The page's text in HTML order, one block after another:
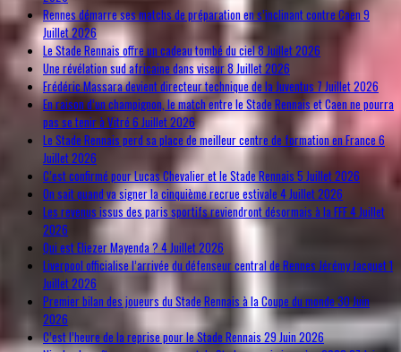
Rennes démarre ses matchs de préparation en s’inclinant contre Caen9
Juillet 2026
Le Stade Rennais offre un cadeau tombé du ciel8 Juillet 2026
Une révélation sud africaine dans viseur8 Juillet 2026
Frédéric Massara devient directeur technique de la Juventus 7 Juillet 2026
En raison d’un champignon, le match entre le Stade Rennais et Caen ne pourra
pas se tenir à Vitré 6 Juillet 2026
Le Stade Rennais perd sa place de meilleur centre de formation en France6
Juillet 2026
C’est confirmé pour Lucas Chevalier et le Stade Rennais 5 Juillet 2026
On sait quand va signer la cinquième recrue estivale 4 Juillet 2026
Les revenus issus des paris sportifs reviendront désormais à la FFF4 Juillet
2026
Qui est Eliezer Mayenda ? 4 Juillet 2026
Liverpool officialise l’arrivée du défenseur central de Rennes Jérémy Jacquet1
Juillet 2026
Premier bilan des joueurs du Stade Rennais à la Coupe du monde 30 Juin
2026
C’est l’heure de la reprise pour le Stade Rennais29 Juin 2026